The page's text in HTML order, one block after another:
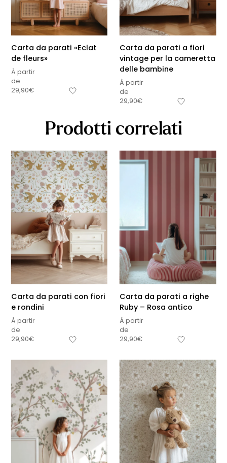
Carta da parati «Eclat
de fleurs»
À partir
de
29,90€
Carta da parati a fiori
vintage per la cameretta
delle bambine
À partir
de
29,90€
Prodotti correlati
Carta da parati con fiori
e rondini
À partir
de
29,90€
Carta da parati a righe
Ruby – Rosa antico
À partir
de
29,90€